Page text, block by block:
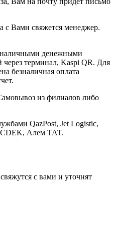
с Вами свяжется менеджер.
наличными денежными
через терминал, Kaspi QR. Для
безналичная оплата
из филиалов либо
QazPost, Jet Logistic,
Алем ТАТ.
с вами и уточнят